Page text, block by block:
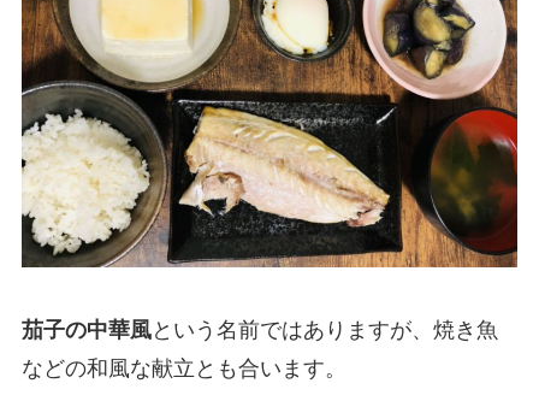
茄子の中華風という名前ではありますが、焼き魚
などの和風な献立とも合います。